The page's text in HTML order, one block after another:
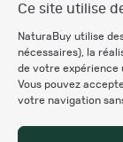
Ce site utilise
NaturaBuy utilise
nécessaires), la
de votre expérience
Vous pouvez
votre navigation
Charte éthique
Mentions légales
Règlement &
Politique de
des données